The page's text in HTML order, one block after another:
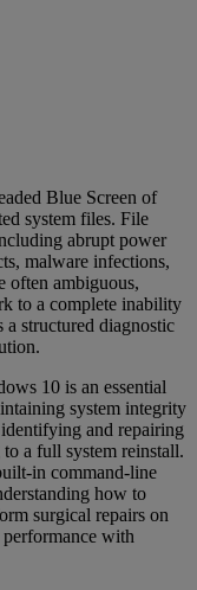
Blue Screen of
system files. File
abrupt power
malware infections,
often ambiguous,
to a complete inability
structured diagnostic
10 is an essential
system integrity
and repairing
a full system reinstall.
in command-line
how to
surgical repairs on
with